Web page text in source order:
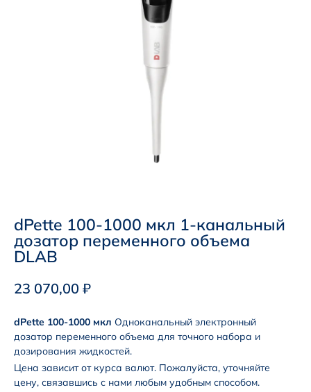
dPette 100-1000 мкл 1-канальный
дозатор переменного объема
DLAB
23 070,00 ₽
dPette 100-1000 мкл Одноканальный электронный
дозатор переменного объема для точного набора и
дозирования жидкостей.
Цена зависит от курса валют. Пожалуйста, уточняйте
цену, связавшись с нами любым удобным способом.